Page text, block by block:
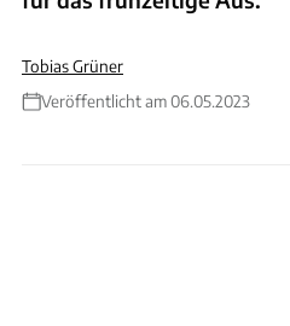
Tobias Grüner
Veröffentlicht am 06.05.2023